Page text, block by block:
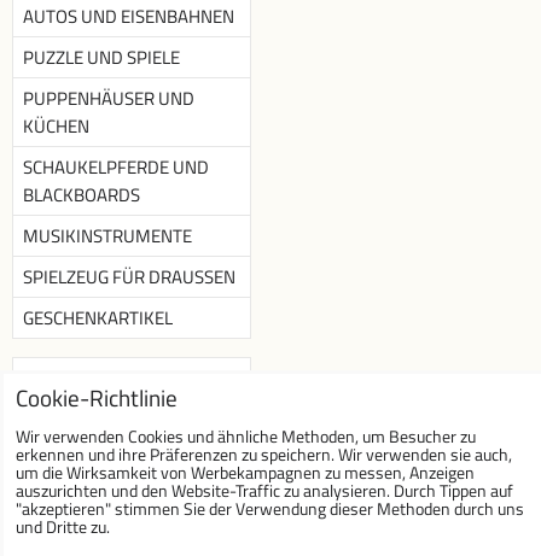
AUTOS UND EISENBAHNEN
PUZZLE UND SPIELE
PUPPENHÄUSER UND
KÜCHEN
SCHAUKELPFERDE UND
BLACKBOARDS
MUSIKINSTRUMENTE
SPIELZEUG FÜR DRAUSSEN
GESCHENKARTIKEL
Newsletter
Newsletter abonnieren :
Ich möchte Ihren
Cookie-Richtlinie
Wir verwenden Cookies und ähnliche Methoden, um Besucher zu
erkennen und ihre Präferenzen zu speichern. Wir verwenden sie auch,
um die Wirksamkeit von Werbekampagnen zu messen, Anzeigen
auszurichten und den Website-Traffic zu analysieren. Durch Tippen auf
"akzeptieren" stimmen Sie der Verwendung dieser Methoden durch uns
und Dritte zu.